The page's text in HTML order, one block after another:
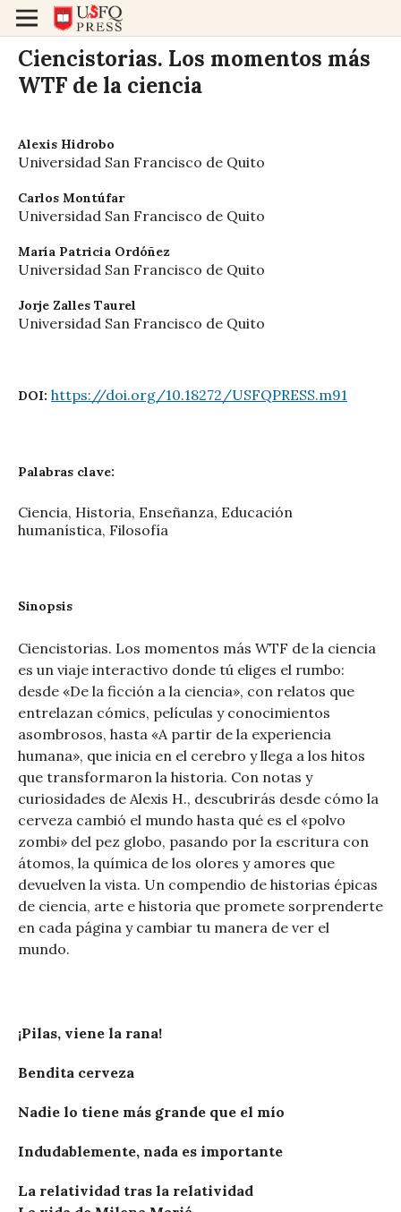
Ciencistorias. Los momentos más
WTF de la ciencia
Alexis Hidrobo
Universidad San Francisco de Quito
Carlos Montúfar
Universidad San Francisco de Quito
María Patricia Ordóñez
Universidad San Francisco de Quito
Jorje Zalles Taurel
Universidad San Francisco de Quito
DOI: https://doi.org/10.18272/USFQPRESS.m91
Palabras clave:
Ciencia, Historia, Enseñanza, Educación
humanística, Filosofía
Sinopsis
Ciencistorias. Los momentos más WTF de la ciencia
es un viaje interactivo donde tú eliges el rumbo:
desde «De la ficción a la ciencia», con relatos que
entrelazan cómics, películas y conocimientos
asombrosos, hasta «A partir de la experiencia
humana», que inicia en el cerebro y llega a los hitos
que transformaron la historia. Con notas y
curiosidades de Alexis H., descubrirás desde cómo la
cerveza cambió el mundo hasta qué es el «polvo
zombi» del pez globo, pasando por la escritura con
átomos, la química de los olores y amores que
devuelven la vista. Un compendio de historias épicas
de ciencia, arte e historia que promete sorprenderte
en cada página y cambiar tu manera de ver el
mundo.
¡Pilas, viene la rana!
Bendita cerveza
Nadie lo tiene más grande que el mío
Indudablemente, nada es importante
La relatividad tras la relatividad